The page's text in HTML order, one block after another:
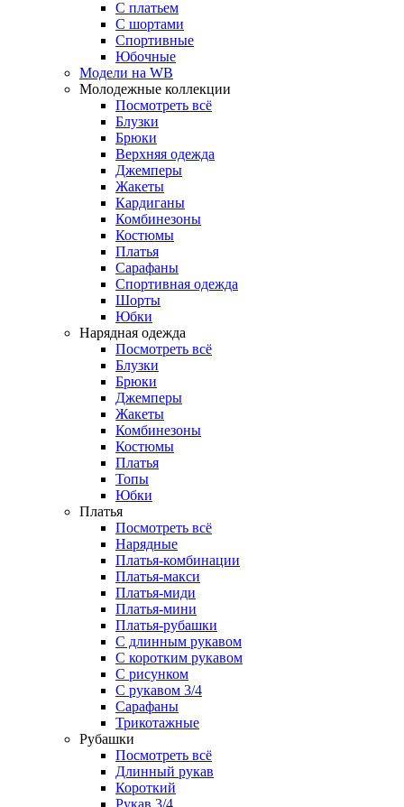
С платьем
С шортами
Спортивные
Юбочные
Модели на WB
Молодежные коллекции
Посмотреть всё
Блузки
Брюки
Верхняя одежда
Джемперы
Жакеты
Кардиганы
Комбинезоны
Костюмы
Платья
Сарафаны
Спортивная одежда
Шорты
Юбки
Нарядная одежда
Посмотреть всё
Блузки
Брюки
Джемперы
Жакеты
Комбинезоны
Костюмы
Платья
Топы
Юбки
Платья
Посмотреть всё
Нарядные
Платья-комбинации
Платья-макси
Платья-миди
Платья-мини
Платья-рубашки
С длинным рукавом
С коротким рукавом
С рисунком
С рукавом 3/4
Сарафаны
Трикотажные
Рубашки
Посмотреть всё
Длинный рукав
Короткий
Рукав 3/4